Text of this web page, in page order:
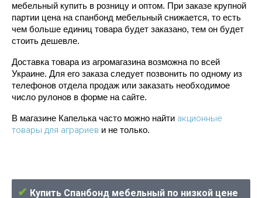
мебельный купить в розницу и оптом. При заказе крупной
партии цена на спанбонд мебельный снижается, то есть
чем больше единиц товара будет заказано, тем он будет
стоить дешевле.
Доставка товара из агромагазина возможна по всей
Украине. Для его заказа следует позвонить по одному из
телефонов отдела продаж или заказать необходимое
число рулонов в форме на сайте.
В магазине Капелька часто можно найти акционные
товары для аграриев и не только.
✔ Купить Спанбонд мебельный по низкой цене